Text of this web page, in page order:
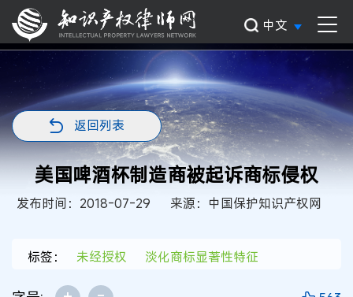
中文
返回列表
美国啤酒杯制造商被起诉商标侵权
发布时间：2018-07-29 来源：中国保护知识产权网
标签： 未经授权 淡化商标显著性特征